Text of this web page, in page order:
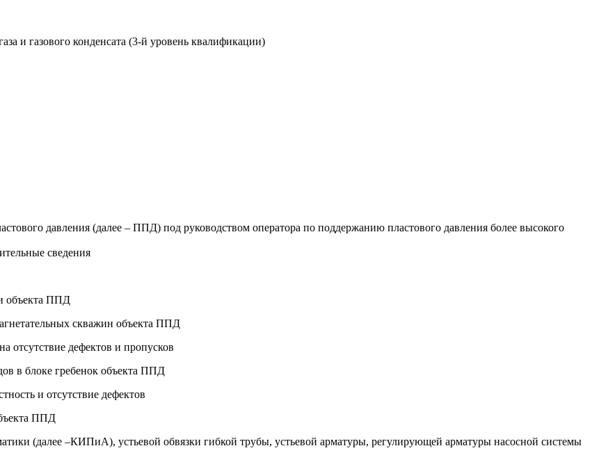
и газового конденсата (3-й уровень квалификации)
давления (далее – ППД) под руководством оператора по поддержанию пластового давления более высокого
сведения
объекта ППД
скважин объекта ППД
отсутствие дефектов и пропусков
в блоке гребенок объекта ППД
и отсутствие дефектов
ППД
(далее –КИПиА), устьевой обвязки гибкой трубы, устьевой арматуры, регулирующей арматуры насосной системы